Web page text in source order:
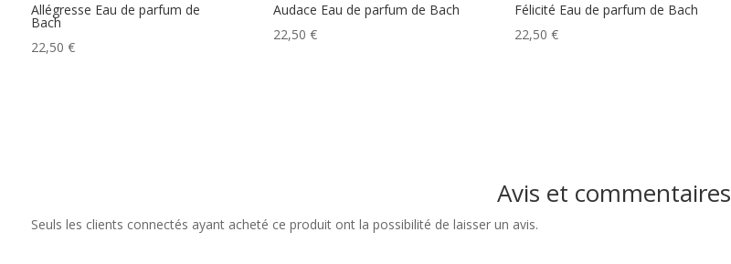
Allégresse Eau de parfum de
Bach
22,50 €
Audace Eau de parfum de Bach
22,50 €
Félicité Eau de parfum de Bach
22,50€
Avis et commentaires
Seuls les clients connectés ayant acheté ce produit ont la possibilité de laisser un avis.